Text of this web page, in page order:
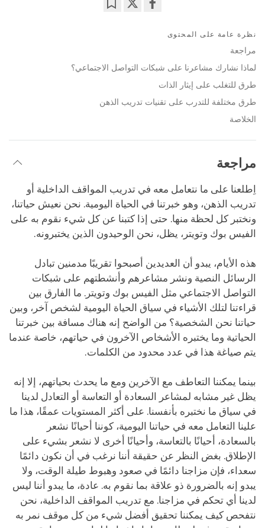
نظرة عامة على المحتوى
مراجعة
لماذا نشارك مشاعرنا على شبكات التواصل الاجتماعي؟
طرق للتغلب على إيثار الذات
طرق مختلفة للتدرب على تقنيات تدريب الذهن
الخلاصة
مراجعة
اِطلعنا على ما نتعامل معه في تدريب المواقف الداخلية أو
تدريب الذهن، وهو خبرتنا في الحياة اليومية. نحن نعيش حياتنا،
ونختبر كل لحظة منها. حتى إذا كتبنا عن كل شيء نقوم به على
الفيس بوك وتويتر، يظل، نحن الوحيدون الذين يختبرونه.
هذه الأيام، يبدو أن العديدين أصبحوا تقريبًا مدمنين تبادل
الرسائل النصية ونشر مشاعرهم وأنشطتهم على شبكات
التواصل الاجتماعي مثل الفيس بوك وتويتر. ما الفارق بين
قراءتنا لتلك الأشياء في سياق الحياة اليومية لشخص آخر، وبين
حياتنا نحن الشخصية؟ من الواضح إنه هناك مسافة بين خبرتنا
الحياتية وما يختبره الأشخاص الآخرون في حياتهم، خاصة عندما
يتم صياغة هذا في عدد محدود من الكلمات.
بينما يمكننا التعاطف مع الآخرين ومع ما يحدث بحياتهم، إلا إنه
يظل غير مشابه لمشاعر السعادة أو التعاسة أو التعادل لدينا
في سياق ما نختبره بأنفسنا. على أكثر المستويات عمقًا، هذا ما
علينا التعامل معه في حياتنا اليومية، كوننا أحيانًا نشعر
بالسعادة، أحيانًا بالتعاسة، وأحيانًا أخرى لا نشعر بشيء على
الإطلاق. بغض النظر عن حقيقة أننا نرغب في أن نكون دائمًا
سعداء، فإن مزاجنا دائمًا في صعود وهبوط طيلة الوقت، ولا
يبدو إنه بالضرورة ذو علاقة بما نقوم به. عادة، ما يبدو أننا ليس
لدينا أي تحكم في مزاجنا. مع تدريب المواقف الداخلية، نحن
نتفحص كيف يمكننا تحقيق أفضل شيء من كل موقف نمر به